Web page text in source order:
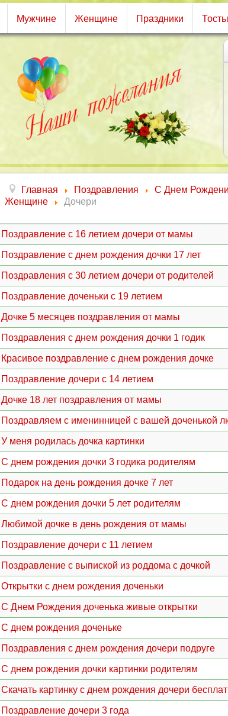
Мужчине Женщине Праздники Тосты
И
Главная Поздравления
С Днем
Женщине
Дочери
Поздравление с 16 летием дочери от мамы
Поздравление с днем рождения дочки 17 лет
Поздравления с 30 летием дочери от родителей
Поздравление доченьки с 19 летием
Дочке 5 месяцев поздравления от мамы
Поздравления с днем рождения дочки 1 годик
Красивое поздравление с днем рождения дочке
Поздравление дочери с 14 летием
Дочке 18 лет поздравления от мамы
Поздравляем с именинницей с вашей доченькой
У меня родилась дочка картинки
С днем рождения дочки 3 годика родителям
Подарок на день рождения дочке 7 лет
С днем рождения дочки 5 лет родителям
Любимой дочке в день рождения от мамы
Поздравление дочери с 11 летием
Поздравление с выпиской из роддома с дочкой
Открытки с днем рождения доченьки
С Днем Рождения доченька живые открытки
С днем рождения доченьке
Поздравления с днем рождения дочери подруге
С днем рождения дочки картинки родителям
Скачать картинку с днем рождения дочери
Поздравление дочери 3 года